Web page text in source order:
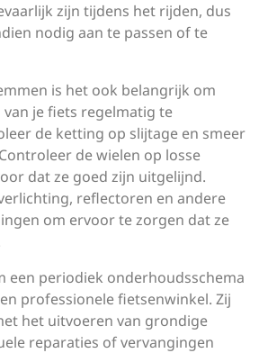
zijn tijdens het rijden, dus
nodig aan te passen of te
is het ook belangrijk om
je fiets regelmatig te
de ketting op slijtage en smeer
de wielen op losse
dat ze goed zijn uitgelijnd.
reflectoren en andere
om ervoor te zorgen dat ze
een periodiek onderhoudsschema
professionele fietsenwinkel. Zij
het uitvoeren van grondige
reparaties of vervangingen